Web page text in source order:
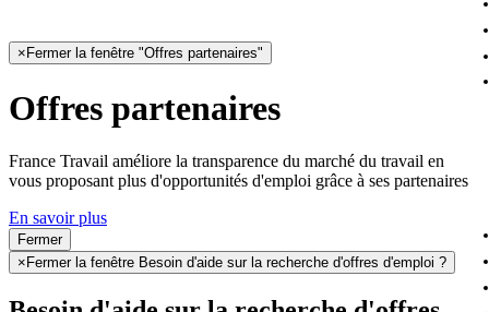
× Fermer la fenêtre "Offres partenaires"
Offres partenaires
France Travail améliore la transparence du marché du travail en
vous proposant plus d'opportunités d'emploi grâce à ses partenaires
En savoir plus
Fermer
× Fermer la fenêtre Besoin d'aide sur la recherche d'offres d'emploi ?